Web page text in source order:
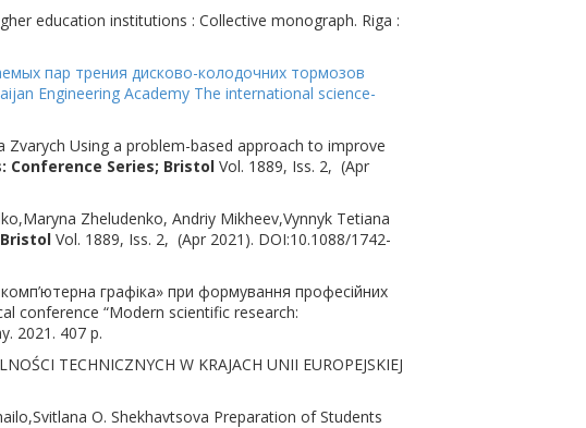
education institutions : Collective monograph. Riga :
пар трения дисково-колодочних тормозов
Engineering Academy The international science-
Zvarych Using a problem-based approach to improve
Conference Series; Bristol Vol. 1889, Iss. 2, (Apr
Zheludenko, Andriy Mikheev,Vynnyk Tetiana
Vol. 1889, Iss. 2, (Apr 2021). DOI:10.1088/1742-
графіка» при формування професійних
conference “Modern scientific research:
2021. 407 p.
TECHNICZNYCH W KRAJACH UNII EUROPEJSKIEJ
O. Shekhavtsova Preparation of Students